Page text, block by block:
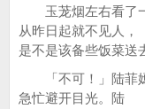
玉茏烟左右看了一
从昨日起就不见人，
是不是该备些饭菜送
「不可！」陆菲嫣
急忙避开目光。陆